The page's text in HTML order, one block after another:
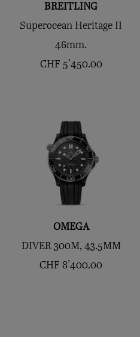
BREITLING
Superocean Heritage II
46mm.
CHF 5'450.00
OMEGA
DIVER 300M, 43.5MM
CHF 8'400.00